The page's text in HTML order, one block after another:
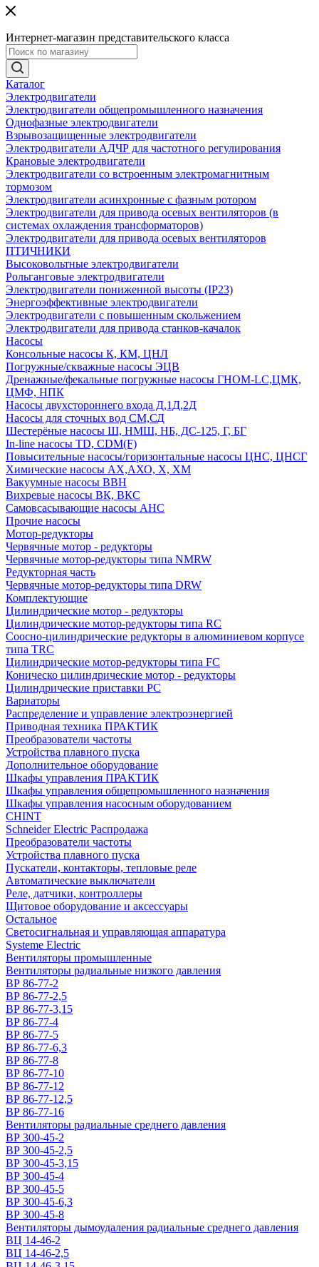
Интернет-магазин представительского класса
Каталог
Электродвигатели
Электродвигатели общепромышленного назначения
Однофазные электродвигатели
Взрывозащищенные электродвигатели
Электродвигатели АДЧР для частотного регулирования
Крановые электродвигатели
Электродвигатели со встроенным электромагнитным
тормозом
Электродвигатели асинхронные с фазным ротором
Электродвигатели для привода осевых вентиляторов (в
системах охлаждения трансформаторов)
Электродвигатели для привода осевых вентиляторов
ПТИЧНИКИ
Высоковольтные электродвигатели
Рольганговые электродвигатели
Электродвигатели пониженной высоты (IP23)
Энергоэффективные электродвигатели
Электродвигатели с повышенным скольжением
Электродвигатели для привода станков-качалок
Насосы
Консольные насосы К, КМ, ЦНЛ
Погружные/скважные насосы ЭЦВ
Дренажные/фекальные погружные насосы ГНОМ-LC,ЦМК,
ЦМФ, НПК
Насосы двухстороннего входа Д,1Д,2Д
Насосы для сточных вод СМ,СД
Шестерёные насосы Ш, НМШ, НБ, ДС-125, Г, БГ
In-line насосы TD, CDM(F)
Повысительные насосы/горизонтальные насосы ЦНС, ЦНСГ
Химические насосы АХ,АХО, Х, ХМ
Вакуумные насосы ВВН
Вихревые насосы ВК, ВКС
Самовсасывающие насосы АНС
Прочие насосы
Мотор-редукторы
Червячные мотор - редукторы
Червячные мотор-редукторы типа NMRW
Редукторная часть
Червячные мотор-редукторы типа DRW
Комплектующие
Цилиндрические мотор - редукторы
Цилиндрические мотор-редукторы типа RC
Соосно-цилиндрические редукторы в алюминиевом корпусе
типа TRC
Цилиндрические мотор-редукторы типа FC
Коническо цилиндрические мотор - редукторы
Цилиндрические приставки PC
Вариаторы
Распределение и управление электроэнергией
Приводная техника ПРАКТИК
Преобразователи частоты
Устройства плавного пуска
Дополнительное оборудование
Шкафы управления ПРАКТИК
Шкафы управления общепромышленного назначения
Шкафы управления насосным оборудованием
CHINT
Schneider Electric Распродажа
Преобразователи частоты
Устройства плавного пуска
Пускатели, контакторы, тепловые реле
Автоматические выключатели
Реле, датчики, контроллеры
Щитовое оборудование и аксессуары
Остальное
Светосигнальная и управляющая аппаратура
Systeme Electric
Вентиляторы промышленные
Вентиляторы радиальные низкого давления
ВР 86-77-2
ВР 86-77-2,5
ВР 86-77-3,15
ВР 86-77-4
ВР 86-77-5
ВР 86-77-6,3
ВР 86-77-8
ВР 86-77-10
ВР 86-77-12
ВР 86-77-12,5
ВР 86-77-16
Вентиляторы радиальные среднего давления
ВР 300-45-2
ВР 300-45-2,5
ВР 300-45-3,15
ВР 300-45-4
ВР 300-45-5
ВР 300-45-6,3
ВР 300-45-8
Вентиляторы дымоудаления радиальные среднего давления
ВЦ 14-46-2
ВЦ 14-46-2,5